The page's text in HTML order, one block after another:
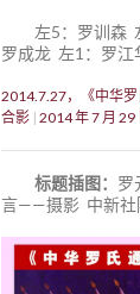
左5：罗训森
罗成龙 左1：罗江
2014.7.27，《中华
合影 2014 年 7 月 29
标题插图： 罗
言——摄影 中新社